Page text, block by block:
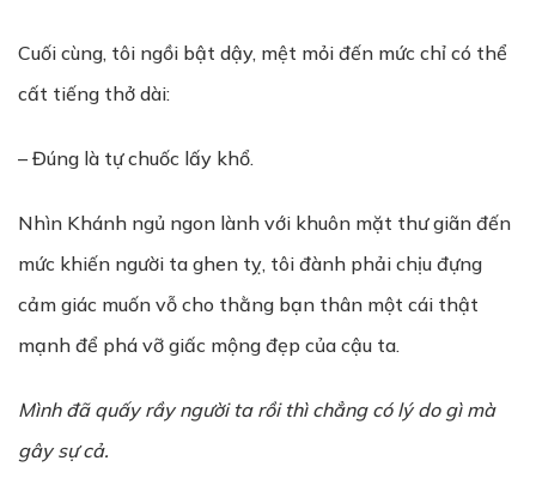
Cuối cùng, tôi ngồi bật dậy, mệt mỏi đến mức chỉ có thể
cất tiếng thở dài:
– Đúng là tự chuốc lấy khổ.
Nhìn Khánh ngủ ngon lành với khuôn mặt thư giãn đến
mức khiến người ta ghen tỵ, tôi đành phải chịu đựng
cảm giác muốn vỗ cho thằng bạn thân một cái thật
mạnh để phá vỡ giấc mộng đẹp của cậu ta.
Mình đã quấy rầy người ta rồi thì chẳng có lý do gì mà
gây sự cả.